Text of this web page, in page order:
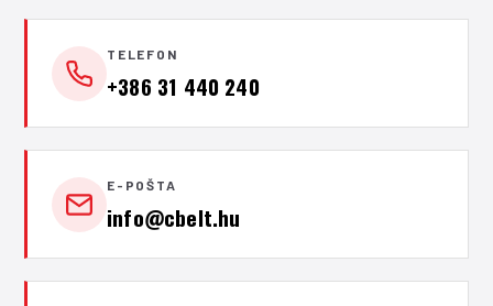
TELEFON
+386 31 440 240
E-POŠTA
info@cbelt.hu